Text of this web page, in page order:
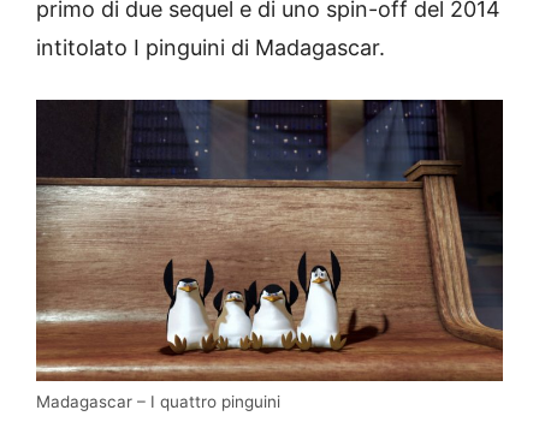
primo di due sequel e di uno spin-off del 2014
intitolato I pinguini di Madagascar.
Madagascar – I quattro pinguini